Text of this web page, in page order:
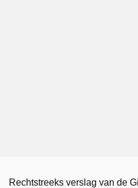
Rechtstreeks verslag van de